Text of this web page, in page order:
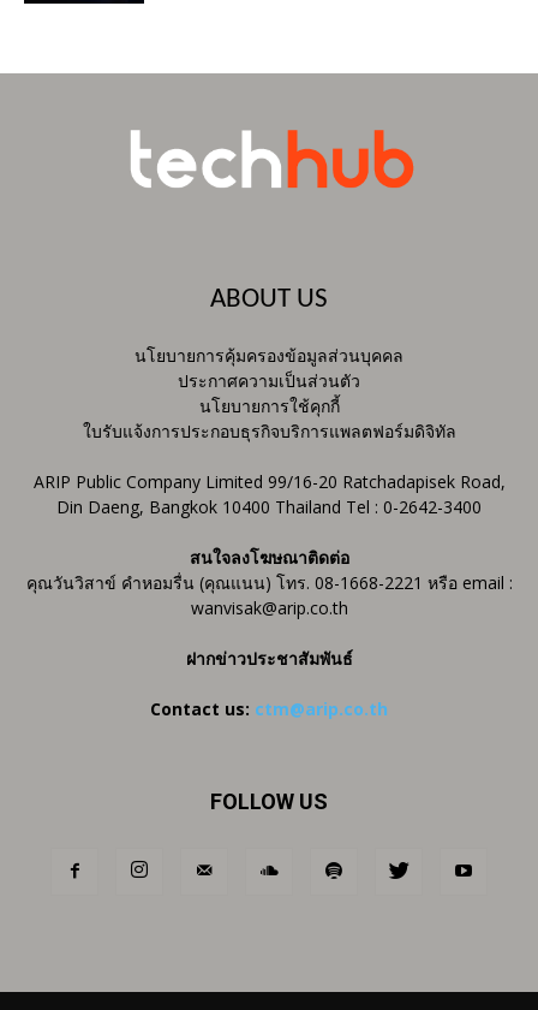
ABOUT US
นโยบายการคุ้มครองข้อมูลส่วนบุคคล
ประกาศความเป็นส่วนตัว
นโยบายการใช้คุกกี้
ใบรับแจ้งการประกอบธุรกิจบริการแพลตฟอร์มดิจิทัล
ARIP Public Company Limited 99/16-20 Ratchadapisek Road,
Din Daeng, Bangkok 10400 Thailand Tel : 0-2642-3400
สนใจลงโฆษณาติดต่อ
คุณวันวิสาข์ คำหอมรื่น (คุณแนน) โทร. 08-1668-2221 หรือ email :
wanvisak@arip.co.th
ฝากข่าวประชาสัมพันธ์
Contact us: ctm@arip.co.th
FOLLOW US